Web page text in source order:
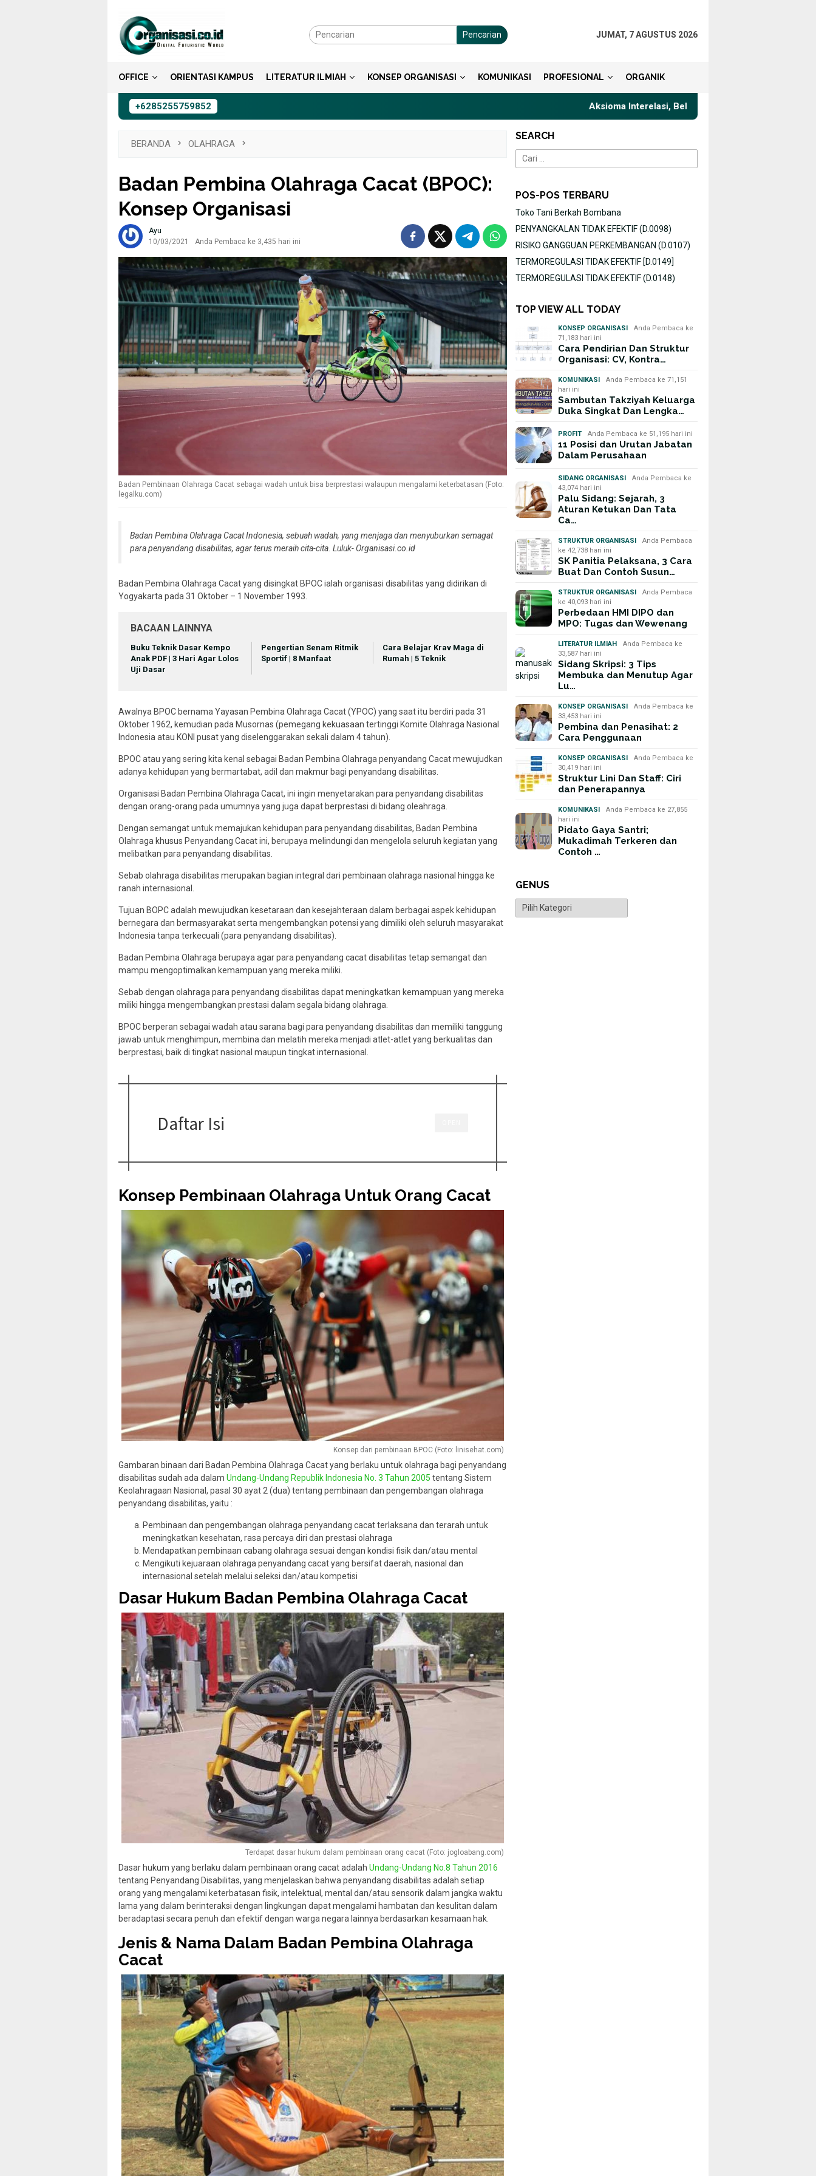
konten
Pencarian JUMAT, 7 AGUSTUS 2026
OFFICE ORIENTASI KAMPUS LITERATUR ILMIAH KONSEP ORGANISASI KOMUNIKASI PROFESIONAL ORGANIK
+6285255759852 Aksioma Interelasi, Belajar Privat Gaya Komunikasi Terbaik
BERANDA OLAHRAGA
Badan Pembina Olahraga Cacat (BPOC):
Konsep Organisasi
Ayu
10/03/2021
Anda Pembaca ke 3,435 hari ini
Badan Pembinaan Olahraga Cacat sebagai wadah untuk bisa berprestasi walaupun mengalami keterbatasan (Foto:
legalku.com)
Badan Pembina Olahraga Cacat Indonesia, sebuah wadah, yang menjaga dan menyuburkan semagat
para penyandang disabilitas, agar terus meraih cita-cita. Luluk- Organisasi.co.id
Badan Pembina Olahraga Cacat yang disingkat BPOC ialah organisasi disabilitas yang didirikan di
Yogyakarta pada 31 Oktober – 1 November 1993.
BACAAN LAINNYA
Buku Teknik Dasar Kempo
Anak PDF | 3 Hari Agar Lolos
Uji Dasar
Pengertian Senam Ritmik
Sportif | 8 Manfaat
Cara Belajar Krav Maga di
Rumah | 5 Teknik
Awalnya BPOC bernama Yayasan Pembina Olahraga Cacat (YPOC) yang saat itu berdiri pada 31
Oktober 1962, kemudian pada Musornas (pemegang kekuasaan tertinggi Komite Olahraga Nasional
Indonesia atau KONI pusat yang diselenggarakan sekali dalam 4 tahun).
BPOC atau yang sering kita kenal sebagai Badan Pembina Olahraga penyandang Cacat mewujudkan
adanya kehidupan yang bermartabat, adil dan makmur bagi penyandang disabilitas.
Organisasi Badan Pembina Olahraga Cacat, ini ingin menyetarakan para penyandang disabilitas
dengan orang-orang pada umumnya yang juga dapat berprestasi di bidang oleahraga.
Dengan semangat untuk memajukan kehidupan para penyandang disabilitas, Badan Pembina
Olahraga khusus Penyandang Cacat ini, berupaya melindungi dan mengelola seluruh kegiatan yang
melibatkan para penyandang disabilitas.
Sebab olahraga disabilitas merupakan bagian integral dari pembinaan olahraga nasional hingga ke
ranah internasional.
Tujuan BOPC adalah mewujudkan kesetaraan dan kesejahteraan dalam berbagai aspek kehidupan
bernegara dan bermasyarakat serta mengembangkan potensi yang dimiliki oleh seluruh masyarakat
Indonesia tanpa terkecuali (para penyandang disabilitas).
Badan Pembina Olahraga berupaya agar para penyandang cacat disabilitas tetap semangat dan
mampu mengoptimalkan kemampuan yang mereka miliki.
Sebab dengan olahraga para penyandang disabilitas dapat meningkatkan kemampuan yang mereka
miliki hingga mengembangkan prestasi dalam segala bidang olahraga.
BPOC berperan sebagai wadah atau sarana bagi para penyandang disabilitas dan memiliki tanggung
jawab untuk menghimpun, membina dan melatih mereka menjadi atlet-atlet yang berkualitas dan
berprestasi, baik di tingkat nasional maupun tingkat internasional.
Daftar Isi
Konsep Pembinaan Olahraga Untuk Orang Cacat
Konsep dari pembinaan BPOC (Foto: linisehat.com)
Gambaran binaan dari Badan Pembina Olahraga Cacat yang berlaku untuk olahraga bagi penyandang
disabilitas sudah ada dalam Undang-Undang Republik Indonesia No. 3 Tahun 2005 tentang Sistem
Keolahragaan Nasional, pasal 30 ayat 2 (dua) tentang pembinaan dan pengembangan olahraga
penyandang disabilitas, yaitu :
Pembinaan dan pengembangan olahraga penyandang cacat terlaksana dan terarah untuk
meningkatkan kesehatan, rasa percaya diri dan prestasi olahraga
Mendapatkan pembinaan cabang olahraga sesuai dengan kondisi fisik dan/atau mental
Mengikuti kejuaraan olahraga penyandang cacat yang bersifat daerah, nasional dan
internasional setelah melalui seleksi dan/atau kompetisi
Dasar Hukum Badan Pembina Olahraga Cacat
Terdapat dasar hukum dalam pembinaan orang cacat (Foto: jogloabang.com)
Dasar hukum yang berlaku dalam pembinaan orang cacat adalah Undang-Undang No.8 Tahun 2016
tentang Penyandang Disabilitas, yang menjelaskan bahwa penyandang disabilitas adalah setiap
orang yang mengalami keterbatasan fisik, intelektual, mental dan/atau sensorik dalam jangka waktu
lama yang dalam berinteraksi dengan lingkungan dapat mengalami hambatan dan kesulitan dalam
beradaptasi secara penuh dan efektif dengan warga negara lainnya berdasarkan kesamaan hak.
Jenis & Nama Dalam Badan Pembina Olahraga
Cacat
SEARCH
Cari
untuk:
POS-POS TERBARU
Toko Tani Berkah Bombana
PENYANGKALAN TIDAK EFEKTIF (D.0098)
RISIKO GANGGUAN PERKEMBANGAN (D.0107)
TERMOREGULASI TIDAK EFEKTIF [D.0149]
TERMOREGULASI TIDAK EFEKTIF (D.0148)
TOP VIEW ALL TODAY
KONSEP ORGANISASI
Anda Pembaca ke
71,183 hari ini
Cara Pendirian Dan Struktur
Organisasi: CV, Kontra…
KOMUNIKASI
Anda Pembaca ke 71,151
hari ini
Sambutan Takziyah Keluarga
Duka Singkat Dan Lengka…
PROFIT Anda Pembaca ke 51,195 hari ini
11 Posisi dan Urutan Jabatan
Dalam Perusahaan
SIDANG ORGANISASI
Anda Pembaca ke
43,074 hari ini
Palu Sidang: Sejarah, 3
Aturan Ketukan Dan Tata
Ca…
STRUKTUR ORGANISASI
Anda Pembaca
ke 42,738 hari ini
SK Panitia Pelaksana, 3 Cara
Buat Dan Contoh Susun…
STRUKTUR ORGANISASI
Anda Pembaca
ke 40,093 hari ini
Perbedaan HMI DIPO dan
MPO: Tugas dan Wewenang
LITERATUR ILMIAH
Anda Pembaca ke
33,587 hari ini
Sidang Skripsi: 3 Tips
Membuka dan Menutup Agar
Lu…
KONSEP ORGANISASI
Anda Pembaca ke
33,453 hari ini
Pembina dan Penasihat: 2
Cara Penggunaan
KONSEP ORGANISASI
Anda Pembaca ke
30,419 hari ini
Struktur Lini Dan Staff: Ciri
dan Penerapannya
KOMUNIKASI
Anda Pembaca ke 27,855
hari ini
Pidato Gaya Santri;
Mukadimah Terkeren dan
Contoh …
GENUS
Genus